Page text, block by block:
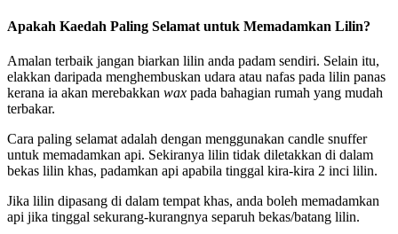
Apakah Kaedah Paling Selamat untuk Memadamkan Lilin?
Amalan terbaik jangan biarkan lilin anda padam sendiri. Selain itu,
elakkan daripada menghembuskan udara atau nafas pada lilin panas
kerana ia akan merebakkan wax pada bahagian rumah yang mudah
terbakar.
Cara paling selamat adalah dengan menggunakan candle snuffer
untuk memadamkan api. Sekiranya lilin tidak diletakkan di dalam
bekas lilin khas, padamkan api apabila tinggal kira-kira 2 inci lilin.
Jika lilin dipasang di dalam tempat khas, anda boleh memadamkan
api jika tinggal sekurang-kurangnya separuh bekas/batang lilin.